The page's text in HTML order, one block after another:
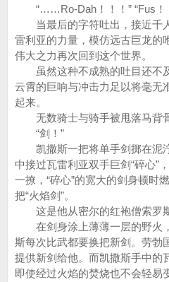
“……Ro-Dah！！！” “Fus！
当最后的字符吐出，接近千
雷利亚的力量，模仿远古巨龙的
伟大之力再次回到这个世界。
虽然这种不成熟的吐目还不
云霄的巨响与冲击力足以将毫无
起来。
无数骑士与骑手被甩落马背骨
“剑！”
凯撒斯一把将单手剑掷在泥泞
中接过瓦雷利亚双手巨剑“碎心”
一撩，“碎心”的宽大的剑身顿时
把“火焰剑”。
这是他从密尔的红袍僧索罗斯
在剑身涂上薄薄一层的野火
斯每次比武都要换把新剑。劳勃
提供新剑给他。而凯撒斯手中的
即使经过火焰的焚烧也不会轻易